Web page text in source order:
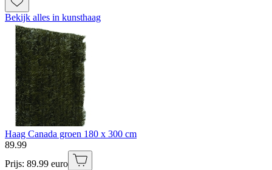
Bekijk alles in kunsthaag
Haag Canada groen 180 x 300 cm
89.99
Prijs: 89.99 euro